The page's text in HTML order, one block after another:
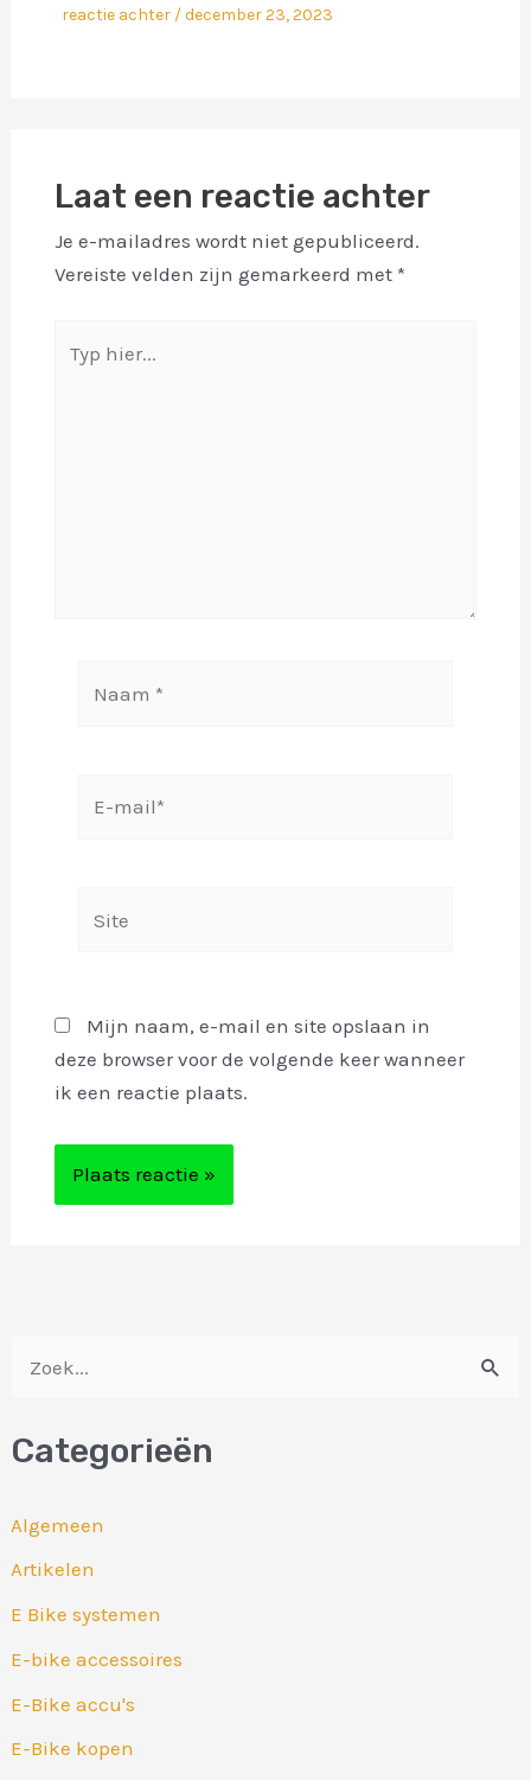
e
n
a
a
r
:
Categorieën
Algemeen
Artikelen
E Bike systemen
E-bike accessoires
E-Bike accu's
E-Bike kopen
reactie achter /december 23, 2023
Laat een reactie achter
Je e-mailadres wordt niet gepubliceerd.
Vereiste velden zijn gemarkeerd met *
hier...
Mijn naam, e-mail en site opslaan in
deze browser voor de volgende keer wanneer
ik een reactie plaats.